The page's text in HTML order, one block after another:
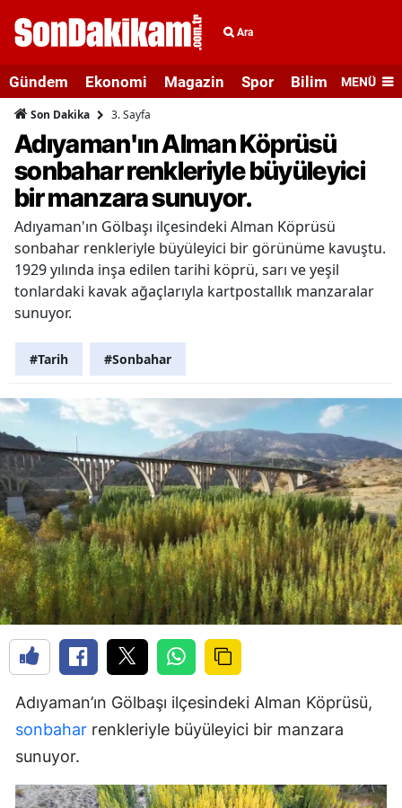
Ara
Gündem Ekonomi Magazin Spor Bilim veMENÜ
Son Dakika 3. Sayfa
Adıyaman'ın Alman Köprüsü
sonbahar renkleriyle büyüleyici
bir manzara sunuyor.
Adıyaman'ın Gölbaşı ilçesindeki Alman Köprüsü
sonbahar renkleriyle büyüleyici bir görünüme kavuştu.
1929 yılında inşa edilen tarihi köprü, sarı ve yeşil
tonlardaki kavak ağaçlarıyla kartpostallık manzaralar
sunuyor.
#Tarih #Sonbahar
Adıyaman’ın Gölbaşı ilçesindeki Alman Köprüsü,
sonbahar renkleriyle büyüleyici bir manzara
sunuyor.